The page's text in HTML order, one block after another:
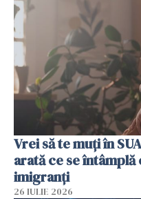
Vrei să te muți în
arată ce se
imigranți
26 IULIE 2026